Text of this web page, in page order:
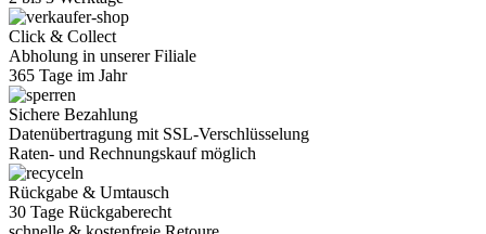
Click & Collect
Abholung in unserer Filiale
365 Tage im Jahr
Sichere Bezahlung
Datenübertragung mit SSL-Verschlüsselung
Raten- und Rechnungskauf möglich
Rückgabe & Umtausch
30 Tage Rückgaberecht